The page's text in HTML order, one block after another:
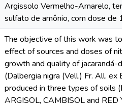
Argissolo Vermelho-Amarelo,
sulfato de amônio, com dose de
The objective of this work was to
effect of sources and doses of
growth and quality of jacarandá-
(Dalbergia nigra (Vell.) Fr. All. ex
produced in three types of soils
ARGISOL, CAMBISOL and RED